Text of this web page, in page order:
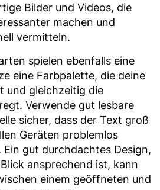
Bilder und Videos, die
machen und
vermitteln.
spielen ebenfalls eine
eine Farbpalette, die deine
und gleichzeitig die
Verwende gut lesbare
sicher, dass der Text groß
Geräten problemlos
Ein gut durchdachtes Design,
ansprechend ist, kann
einem geöffneten und